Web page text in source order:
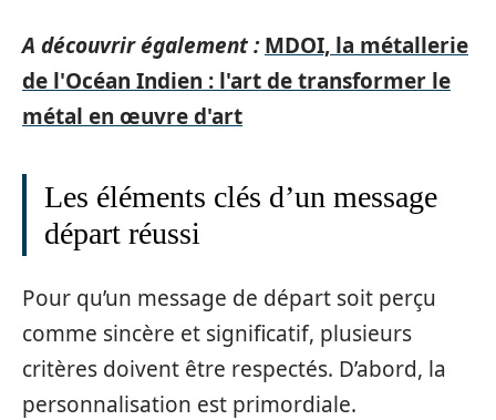
A découvrir également : MDOI, la métallerie
de l'Océan Indien : l'art de transformer le
métal en œuvre d'art
Les éléments clés d’un message
départ réussi
Pour qu’un message de départ soit perçu
comme sincère et significatif, plusieurs
critères doivent être respectés. D’abord, la
personnalisation est primordiale.